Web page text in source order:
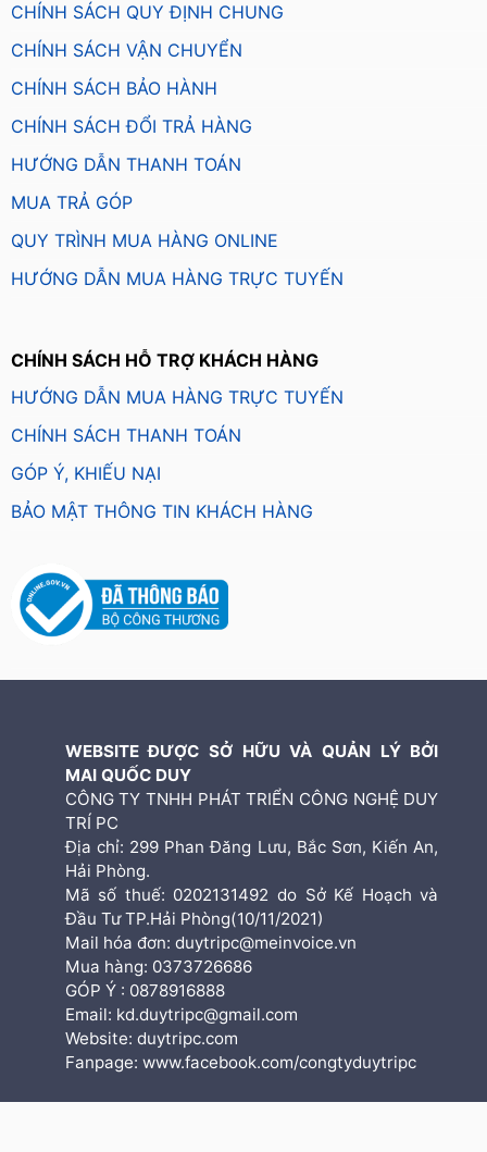
CHÍNH SÁCH QUY ĐỊNH CHUNG
CHÍNH SÁCH VẬN CHUYỂN
CHÍNH SÁCH BẢO HÀNH
CHÍNH SÁCH ĐỔI TRẢ HÀNG
HƯỚNG DẪN THANH TOÁN
MUA TRẢ GÓP
QUY TRÌNH MUA HÀNG ONLINE
HƯỚNG DẪN MUA HÀNG TRỰC TUYẾN
CHÍNH SÁCH HỖ TRỢ KHÁCH HÀNG
HƯỚNG DẪN MUA HÀNG TRỰC TUYẾN
CHÍNH SÁCH THANH TOÁN
GÓP Ý, KHIẾU NẠI
BẢO MẬT THÔNG TIN KHÁCH HÀNG
WEBSITE ĐƯỢC SỞ HỮU VÀ QUẢN LÝ BỞI
MAI QUỐC DUY
CÔNG TY TNHH PHÁT TRIỂN CÔNG NGHỆ DUY
TRÍ PC
Địa chỉ: 299 Phan Đăng Lưu, Bắc Sơn, Kiến An,
Hải Phòng.
Mã số thuế: 0202131492 do Sở Kế Hoạch và
Đầu Tư TP.Hải Phòng(10/11/2021)
Mail hóa đơn: duytripc@meinvoice.vn
Mua hàng: 0373726686
GÓP Ý : 0878916888
Email: kd.duytripc@gmail.com
Website: duytripc.com
Fanpage: www.facebook.com/congtyduytripc